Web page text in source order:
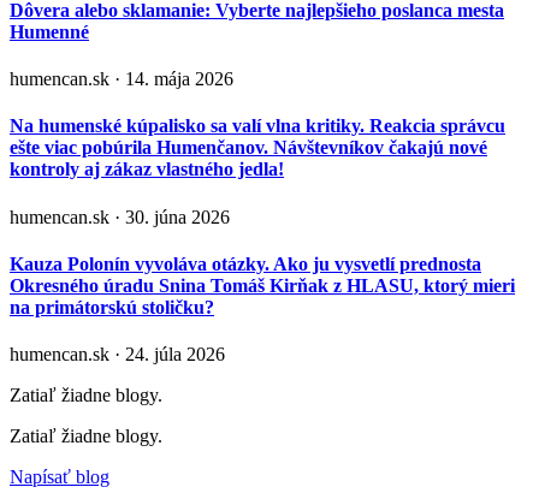
Dôvera alebo sklamanie: Vyberte najlepšieho poslanca mesta
Humenné
humencan.sk · 14. mája 2026
Na humenské kúpalisko sa valí vlna kritiky. Reakcia správcu
ešte viac pobúrila Humenčanov. Návštevníkov čakajú nové
kontroly aj zákaz vlastného jedla!
humencan.sk · 30. júna 2026
Kauza Polonín vyvoláva otázky. Ako ju vysvetlí prednosta
Okresného úradu Snina Tomáš Kirňak z HLASU, ktorý mieri
na primátorskú stoličku?
humencan.sk · 24. júla 2026
Zatiaľ žiadne blogy.
Zatiaľ žiadne blogy.
Napísať blog